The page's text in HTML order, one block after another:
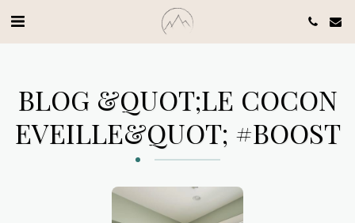
BLOG &QUOT;LE COCON
EVEILLE&QUOT; #BOOST